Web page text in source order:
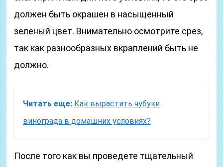
должен быть окрашен в насыщенный
зеленый цвет. Внимательно осмотрите срез,
так как разнообразных вкраплений быть не
должно.
Читать еще: Как вырастить чубуки
винограда в домашних условиях?
После того как вы проведете тщательный